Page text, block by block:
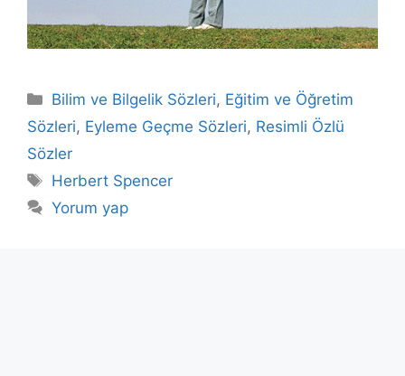
Kategoriler
Bilim ve Bilgelik Sözleri, Eğitim ve Öğretim
Sözleri, Eyleme Geçme Sözleri, Resimli Özlü
Sözler
Etiketler
Herbert Spencer
Yorum yap